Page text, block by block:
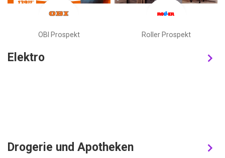
OBI Prospekt Roller Prospekt
Elektro
Drogerie und Apotheken